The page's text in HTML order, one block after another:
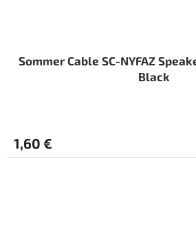
Sommer Cable SC-NYFAZ
Black
1,60 €